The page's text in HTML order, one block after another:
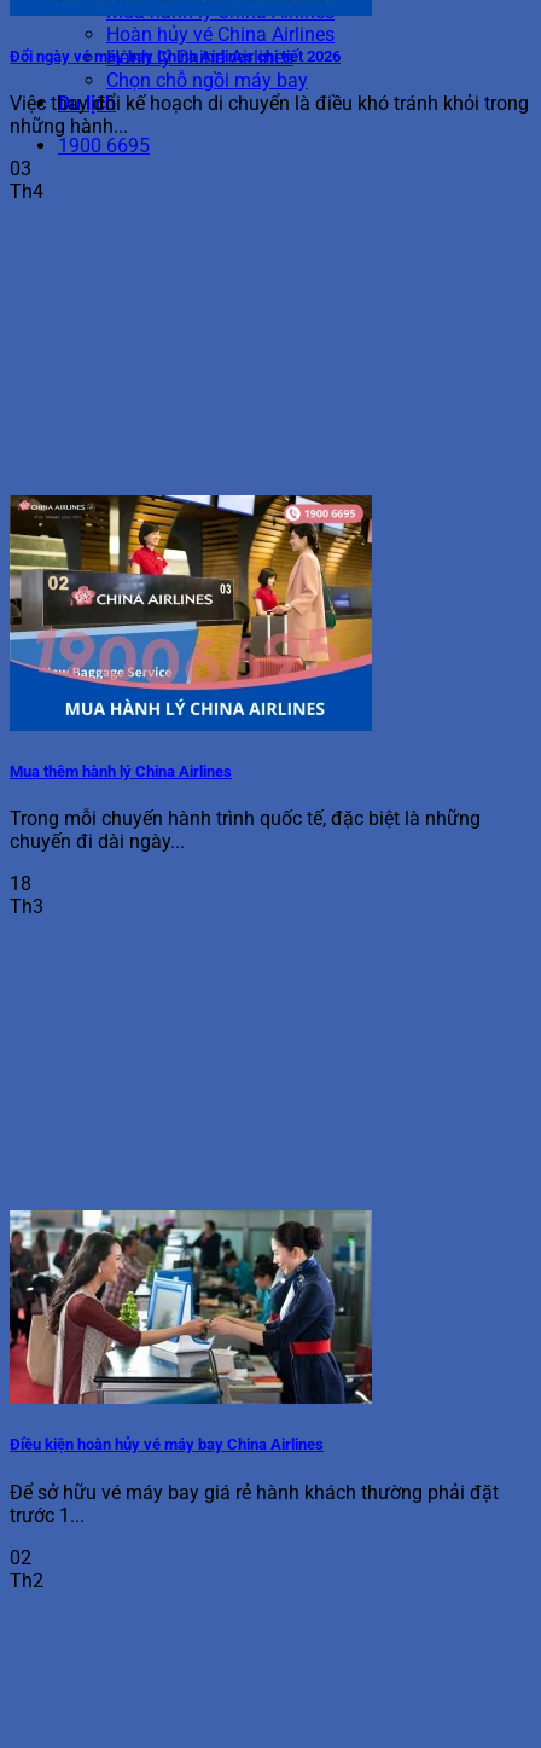
Mua hành lý China Airlines
Hoàn hủy vé China Airlines
Hành lý China Airlines
Chọn chỗ ngồi máy bay
Du lịch
1900 6695
Đổi ngày vé máy bay China Airlines chi tiết 2026
Việc thay đổi kế hoạch di chuyển là điều khó tránh khỏi trong
những hành...
03
Th4
Mua thêm hành lý China Airlines
Trong mỗi chuyến hành trình quốc tế, đặc biệt là những
chuyến đi dài ngày...
18
Th3
Điều kiện hoàn hủy vé máy bay China Airlines
Để sở hữu vé máy bay giá rẻ hành khách thường phải đặt
trước 1...
02
Th2